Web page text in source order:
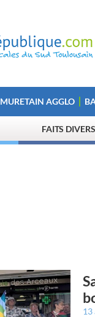
MURETAIN AGGLO
FAITS
13